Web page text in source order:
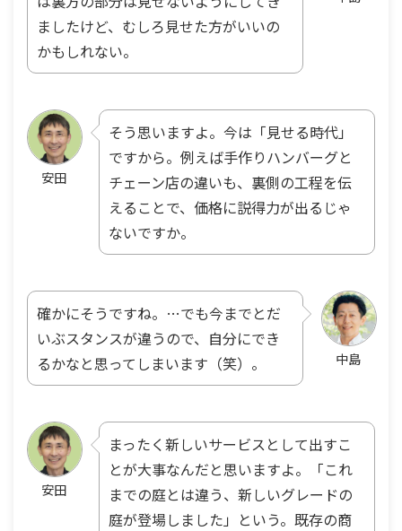
ましたけど、むしろ見せた方がいいの
かもしれない。
安田
そう思いますよ。今は「見せる時代」
ですから。例えば手作りハンバーグと
チェーン店の違いも、裏側の工程を伝
えることで、価格に説得力が出るじゃ
ないですか。
中島
確かにそうですね。…でも今までとだ
いぶスタンスが違うので、自分にでき
るかなと思ってしまいます（笑）。
安田
まったく新しいサービスとして出すこ
とが大事なんだと思いますよ。「これ
までの庭とは違う、新しいグレードの
庭が登場しました」という。既存の商